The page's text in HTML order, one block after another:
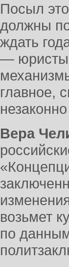
Посыл
должны
ждать
—
главное,
Вера
возьмет
по